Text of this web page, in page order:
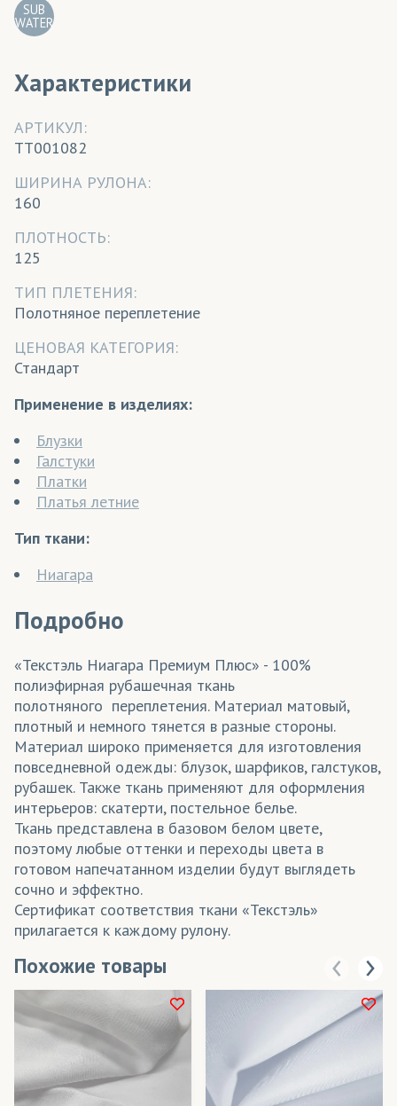
SUB
WATER
Характеристики
АРТИКУЛ:
TT001082
ШИРИНА РУЛОНА:
160
ПЛОТНОСТЬ:
125
ТИП ПЛЕТЕНИЯ:
Полотняное переплетение
ЦЕНОВАЯ КАТЕГОРИЯ:
Стандарт
Применение в изделиях:
Блузки
Галстуки
Платки
Платья летние
Тип ткани:
Ниагара
Подробно
«Текстэль Ниагара Премиум Плюс» - 100%
полиэфирная рубашечная ткань
полотняного переплетения. Материал матовый,
плотный и немного тянется в разные стороны.
Материал широко применяется для изготовления
повседневной одежды: блузок, шарфиков, галстуков,
рубашек. Также ткань применяют для оформления
интерьеров: скатерти, постельное белье.
Ткань представлена в базовом белом цвете,
поэтому любые оттенки и переходы цвета в
готовом напечатанном изделии будут выглядеть
сочно и эффектно.
Сертификат соответствия ткани «Текстэль»
прилагается к каждому рулону.
Похожие товары